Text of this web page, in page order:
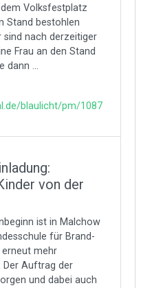
Volksfestplatz
Stand bestohlen
sind nach derzeitiger
Frau an den Stand
dann ...
blaulicht/pm/1087
von der
ist in Malchow
für Brand-
mehr
Der Auftrag der
und dabei auch